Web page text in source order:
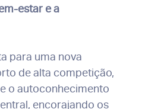
estar e a
para uma nova
de alta competição,
o autoconhecimento
encorajando os